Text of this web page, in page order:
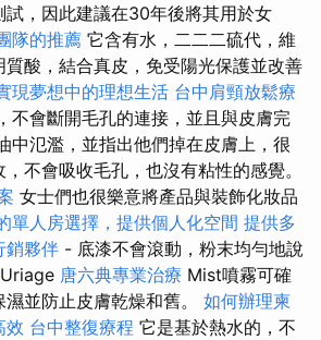
試，因此建議在30年後將其用於女
隊的推薦 它含有水，二二二硫代，維
酸，結合真皮，免受陽光保護並改善
現夢想中的理想生活 台中肩頸放鬆療
不會斷開毛孔的連接，並且與皮膚完
中氾濫，並指出他們掉在皮膚上，很
不會吸收毛孔，也沒有粘性的感覺。
女士們也很樂意將產品與裝飾化妝品
單人房選擇，提供個人化空間 提供多
銷夥伴 - 底漆不會滾動，粉末均勻地說
Uriage 唐六典專業治療 Mist噴霧可確
並防止皮膚乾燥和舊。 如何辦理柬
效 台中整復療程 它是基於熱水的，不